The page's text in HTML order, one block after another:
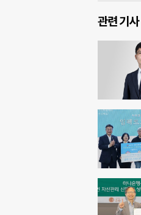
관련 기사